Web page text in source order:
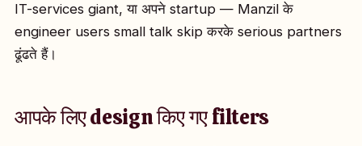
IT-services giant, या अपने startup — Manzil के
engineer users small talk skip करके serious partners
ढूंढते हैं।
आपके लिए design किए गए filters